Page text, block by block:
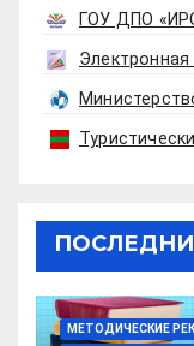
ГОУ ДПО
МЕТОДИЧЕСКИЕ